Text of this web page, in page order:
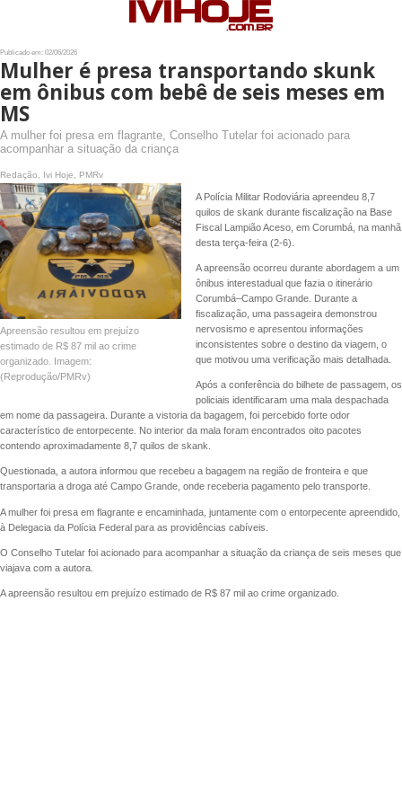
Publicado em: 02/06/2026
Mulher é presa transportando skunk
em ônibus com bebê de seis meses em
MS
A mulher foi presa em flagrante, Conselho Tutelar foi acionado para
acompanhar a situação da criança
Redação, Ivi Hoje, PMRv
Apreensão resultou em prejuízo
estimado de R$ 87 mil ao crime
organizado. Imagem:
(Reprodução/PMRv)
A Polícia Militar Rodoviária apreendeu 8,7
quilos de skank durante fiscalização na Base
Fiscal Lampião Aceso, em Corumbá, na manhã
desta terça-feira (2-6).
A apreensão ocorreu durante abordagem a um
ônibus interestadual que fazia o itinerário
Corumbá–Campo Grande. Durante a
fiscalização, uma passageira demonstrou
nervosismo e apresentou informações
inconsistentes sobre o destino da viagem, o
que motivou uma verificação mais detalhada.
Após a conferência do bilhete de passagem, os
policiais identificaram uma mala despachada
em nome da passageira. Durante a vistoria da bagagem, foi percebido forte odor
característico de entorpecente. No interior da mala foram encontrados oito pacotes
contendo aproximadamente 8,7 quilos de skank.
Questionada, a autora informou que recebeu a bagagem na região de fronteira e que
transportaria a droga até Campo Grande, onde receberia pagamento pelo transporte.
A mulher foi presa em flagrante e encaminhada, juntamente com o entorpecente apreendido,
à Delegacia da Polícia Federal para as providências cabíveis.
O Conselho Tutelar foi acionado para acompanhar a situação da criança de seis meses que
viajava com a autora.
A apreensão resultou em prejuízo estimado de R$ 87 mil ao crime organizado.